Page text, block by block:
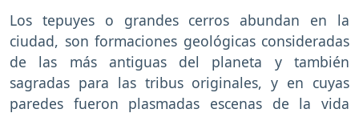
Los tepuyes o grandes cerros abundan en la
ciudad, son formaciones geológicas consideradas
de las más antiguas del planeta y también
sagradas para las tribus originales, y en cuyas
paredes fueron plasmadas escenas de la vida